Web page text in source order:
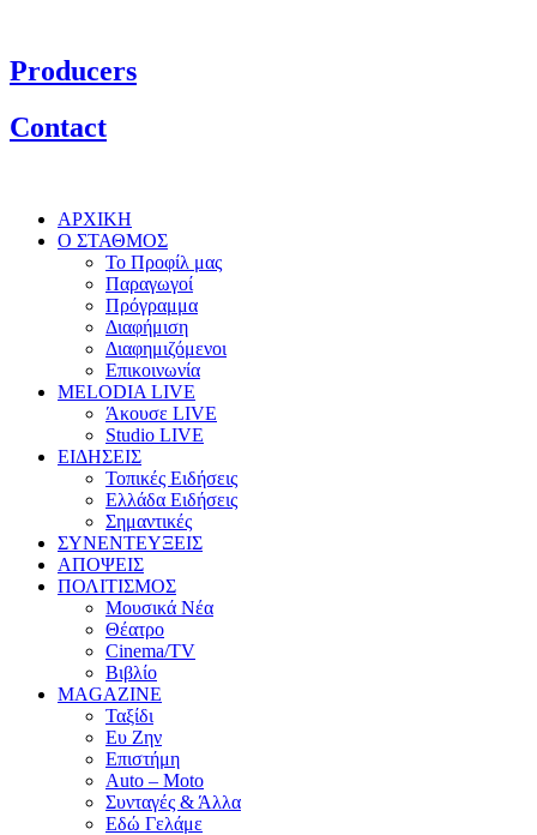
Producers
Contact
ΑΡΧΙΚΗ
Ο ΣΤΑΘΜΟΣ
Το Προφίλ μας
Παραγωγοί
Πρόγραμμα
Διαφήμιση
Διαφημιζόμενοι
Επικοινωνία
MELODIA LIVE
Άκουσε LIVE
Studio LIVE
ΕΙΔΗΣΕΙΣ
Τοπικές Ειδήσεις
Ελλάδα Ειδήσεις
Σημαντικές
ΣΥΝΕΝΤΕΥΞΕΙΣ
ΑΠΟΨΕΙΣ
ΠΟΛΙΤΙΣΜΟΣ
Μουσικά Νέα
Θέατρο
Cinema/TV
Βιβλίο
MAGAZINE
Ταξίδι
Ευ Ζην
Επιστήμη
Auto – Moto
Συνταγές & Άλλα
Εδώ Γελάμε